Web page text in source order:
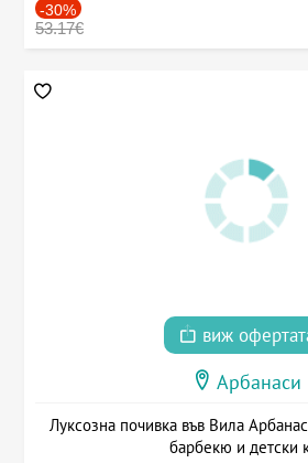
-30%
53.17€
виж
Арбанаси
Луксозна почивка във Вила
барбекю и детски